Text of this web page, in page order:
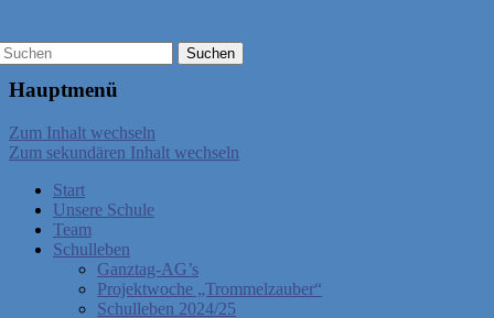
Hauptmenü
Zum Inhalt wechseln
Zum sekundären Inhalt wechseln
Start
Unsere Schule
Team
Schulleben
Ganztag-AG’s
Projektwoche „Trommelzauber“
Schulleben 2024/25